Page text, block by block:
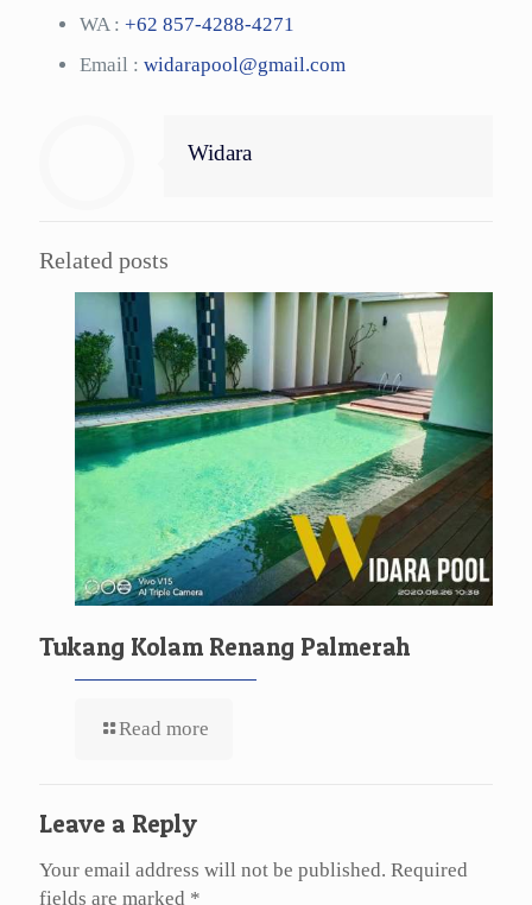
WA : +62 857-4288-4271
Email : widarapool@gmail.com
Widara
Related posts
Tukang Kolam Renang Palmerah
Read more
Leave a Reply
Your email address will not be published. Required
fields are marked *